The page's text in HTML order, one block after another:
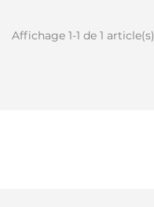
Affichage 1-1 de 1 article(s)